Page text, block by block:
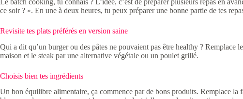
ce soir ? ». En une à deux heures, tu peux préparer une bonne partie de tes
Revisite tes plats préférés en version saine
Qui a dit qu’un burger ou des pâtes ne pouvaient pas être healthy ? Remplace
maison et le steak par une alternative végétale ou un poulet grillé.
Choisis bien tes ingrédients
Un bon équilibre alimentaire, ça commence par de bons produits. Remplace la